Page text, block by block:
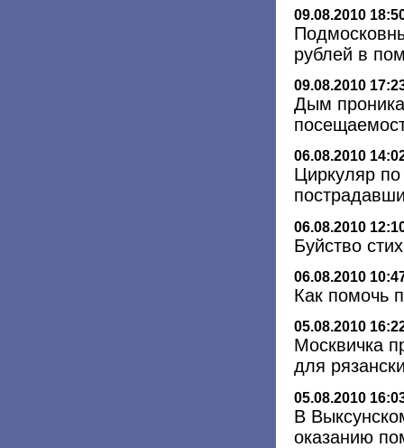
09.08.2010
рублей в
09.08.2010
Дым
06.08.2010
Циркуляр
06.08.2010
Буйство
06.08.2010
Как помочь
05.08.2010
Москвичка
для
05.08.2010
В
оказанию